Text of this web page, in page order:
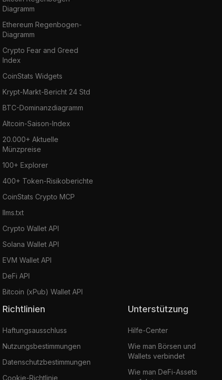
Diagramm
Ethereum Regenbogen-
Diagramm
Crypto Fear and Greed
Index
CoinStats Widgets
Krypt-Markt-Bericht 24 Std
BTC-Dominanzdiagramm
Altcoin-Saison-Index
20.000+ Aktuelle
Münzpreise
100+ Explorer
400+ Token-Risikoberichte
CoinStats Crypto MCP
llms.txt
Crypto Wallet API
Solana Wallet API
EVM Wallet API
DeFi API
Bitcoin (xPub) Wallet API
Richtlinien
Haftungsausschluss
Nutzungsbestimmungen
Datenschutzbestimmungen
Cookie-Richtlinie
Unterstützung
Hilfe-Center
Wie man Börsen und
Wallets verbindet
Wie man DeFi-Assets